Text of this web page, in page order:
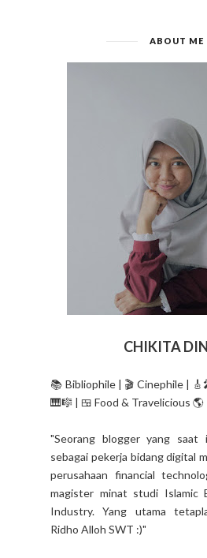
ABOUT ME
CHIKITA
📚 Bibliophile | 🎬 Cinephile |
🎹🎼 | 🍱 Food & Travelicious 🌎
"Seorang blogger yang saat
sebagai pekerja bidang digital
perusahaan financial
magister minat studi Islamic
Industry. Yang utama
Ridho Alloh SWT :)"